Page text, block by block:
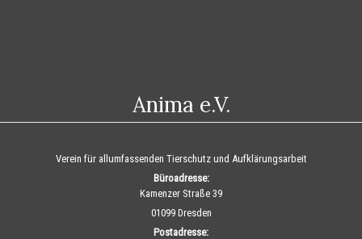
Anima e.V.
Verein für allumfassenden Tierschutz und Aufklärungsarbeit
Büroadresse:
Kamenzer Straße 39
01099 Dresden
Postadresse: